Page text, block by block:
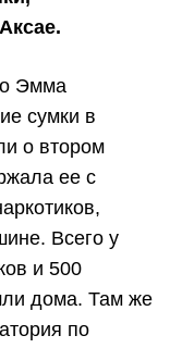
Эмма
сумки в
о втором
ее с
Всего у
и 500
дома. Там же
по